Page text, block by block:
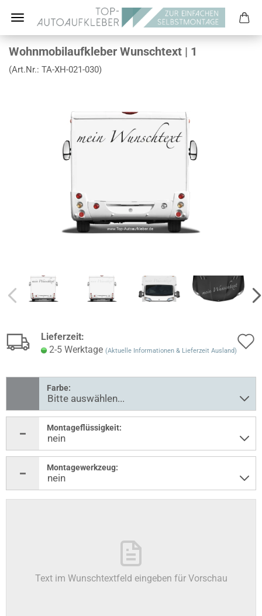
Wohnmobilaufkleber Wunschtext | 1
(Art.Nr.: TA-XH-021-030)
Lieferzeit:
2-5 Werktage (Aktuelle Informationen & Lieferzeit Ausland)
Farbe:
Montageflüssigkeit:
Montagewerkzeug:
Text im Wunschtextfeld eingeben für Vorschau